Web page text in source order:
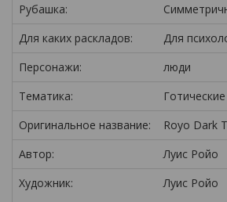
Рубашка:
Для каких раскладов:
Для
Персонажи:
люди
Тематика:
Оригинальное название:
Royo Dark
Автор:
Луис Ройо
Художник:
Луис Ройо